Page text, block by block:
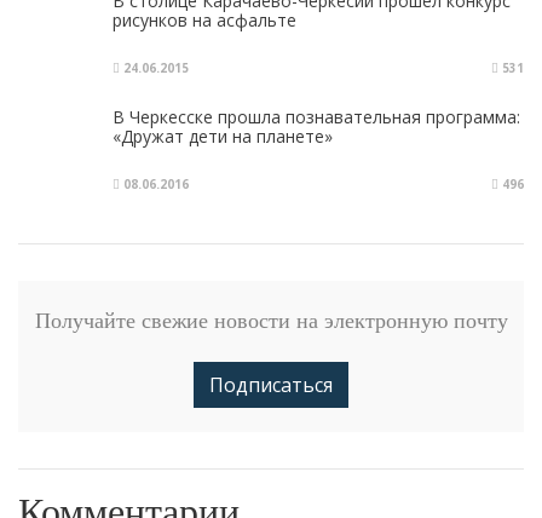
рисунков на асфальте
24.06.2015 531
В Черкесске прошла познавательная программа:
«Дружат дети на планете»
08.06.2016 496
Получайте свежие новости на электронную почту
Подписаться